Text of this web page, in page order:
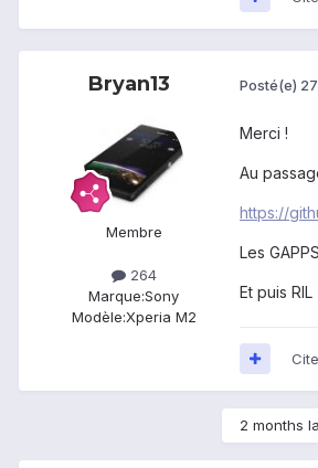
Bryan13
Membre
264
Marque:Sony
Modèle:Xperia M2
Posté(e)
Merci !
Au
https://
Les
Et puis
2 months